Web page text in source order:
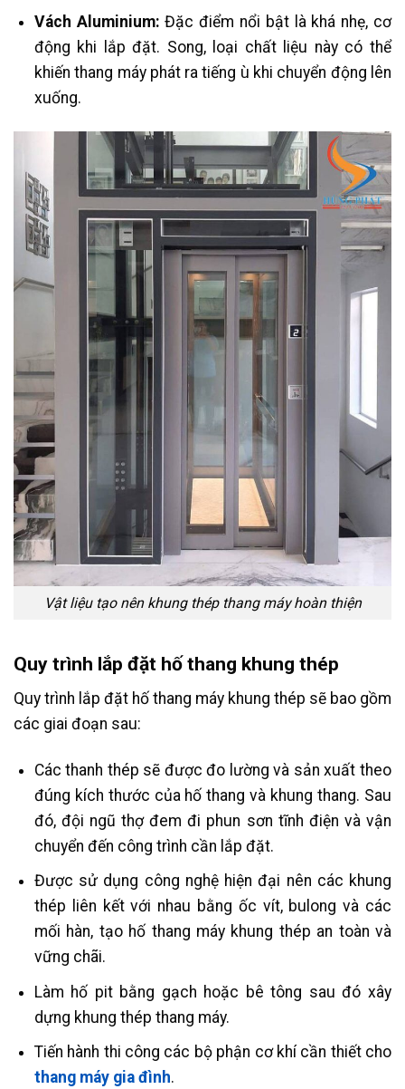
Vách Aluminium: Đặc điểm nổi bật là khá nhẹ, cơ
động khi lắp đặt. Song, loại chất liệu này có thể
khiến thang máy phát ra tiếng ù khi chuyển động lên
xuống.
Vật liệu tạo nên khung thép thang máy hoàn thiện
Quy trình lắp đặt hố thang khung thép
Quy trình lắp đặt hố thang máy khung thép sẽ bao gồm
các giai đoạn sau:
Các thanh thép sẽ được đo lường và sản xuất theo
đúng kích thước của hố thang và khung thang. Sau
đó, đội ngũ thợ đem đi phun sơn tĩnh điện và vận
chuyển đến công trình cần lắp đặt.
Được sử dụng công nghệ hiện đại nên các khung
thép liên kết với nhau bằng ốc vít, bulong và các
mối hàn, tạo hố thang máy khung thép an toàn và
vững chãi.
Làm hố pit bằng gạch hoặc bê tông sau đó xây
dựng khung thép thang máy.
Tiến hành thi công các bộ phận cơ khí cần thiết cho
thang máy gia đình.